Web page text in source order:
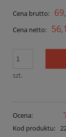
Cena brutto:
Cena netto:
szt.
Ocena:
Kod produktu: